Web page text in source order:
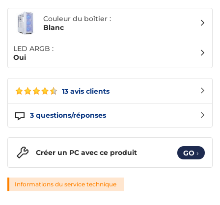
13 avis clients
3 questions/réponses
Couleur du boîtier :
Blanc
LED ARGB :
Oui
Créer un PC avec ce produit GO ›
Informations du service technique